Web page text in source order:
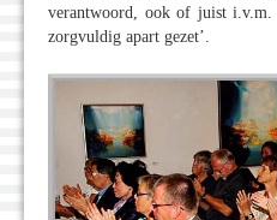
verantwoord, ook of juist i.v.m.
zorgvuldig apart gezet’.